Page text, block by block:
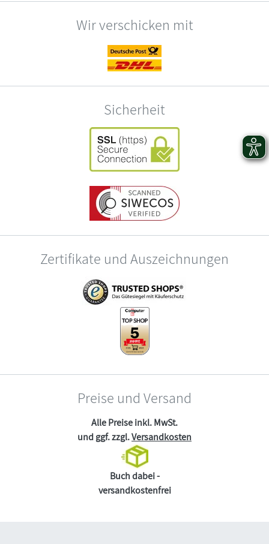
Wir verschicken mit
Sicherheit
Zertifikate und Auszeichnungen
Preise und Versand
Alle Preise inkl. MwSt.
und ggf. zzgl.Versandkosten
Buch dabei -
versandkostenfrei